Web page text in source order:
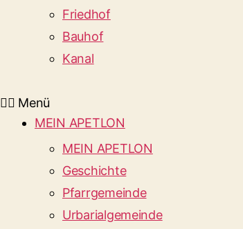
Friedhof
Bauhof
Kanal
Menü
MEIN APETLON
MEIN APETLON
Geschichte
Pfarrgemeinde
Urbarialgemeinde